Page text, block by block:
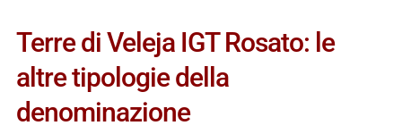
Terre di Veleja IGT Rosato: le
altre tipologie della
denominazione